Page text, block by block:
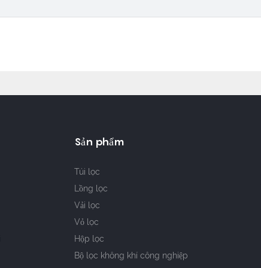
Sản phẩm
Túi lọc
Lồng lọc
Vải lọc
Vỏ lọc
Hộp lọc
Bộ lọc không khí công nghiệp